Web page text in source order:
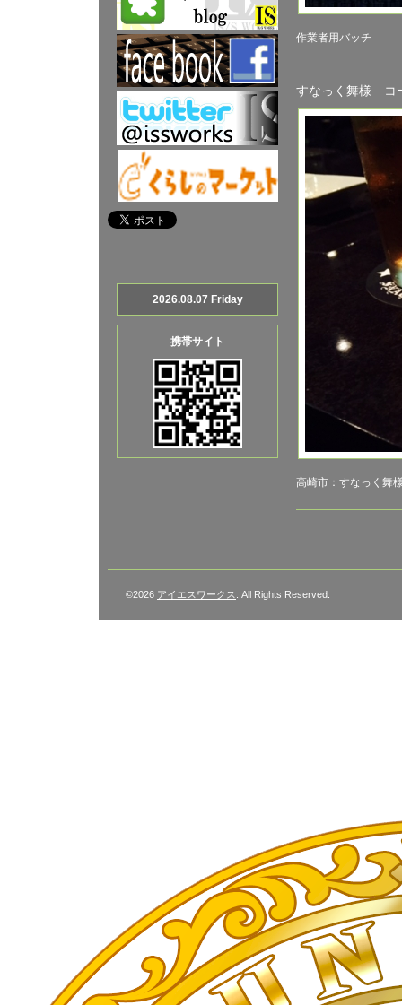
作業者用バッチ
すなっく舞様 コ
高崎市：すなっく舞
2026.08.07 Friday
携帯サイト
©2026 アイエスワークス . All Rights Reserved.